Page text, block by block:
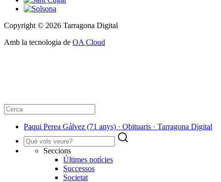
Copyright © 2026 Tarragona Digital
Amb la tecnologia de OA Cloud
Paqui Perea Gálvez (71 anys) · Obituaris · Tarragona Digital
Seccions
Últimes notícies
Successos
Societat